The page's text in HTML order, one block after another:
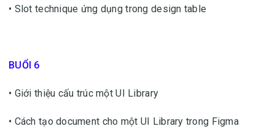
• Slot technique ứng dụng trong design table
BUỔI 6
• Giới thiệu cấu trúc một UI Library
• Cách tạo document cho một UI Library trong Figma